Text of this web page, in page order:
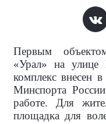
Первым
«Урал» на улице
комплекс внесен
Минспорта
работе. Для
площадка для